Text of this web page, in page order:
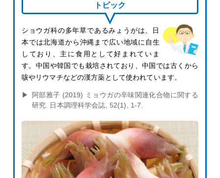
トピック
ショウガ科の多年草であるみょうがは、日
本では北海道から沖縄まで広い地域に自生
しており、主に食用として好まれていま
す。中国や韓国でも栽培されており、中国では古くから
咳やリウマチなどの漢方薬として使われています。
阿部雅子 (2019) ミョウガの辛味関連化合物に関する
研究. 日本調理科学会誌, 52(1), 1-7.